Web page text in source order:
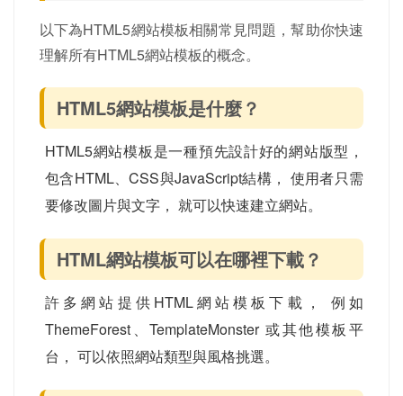
以下為HTML5網站模板相關常見問題，幫助你快速
理解所有HTML5網站模板的概念。
HTML5網站模板是什麼？
HTML5網站模板是一種預先設計好的網站版型，
包含HTML、CSS與JavaScript結構， 使用者只需
要修改圖片與文字， 就可以快速建立網站。
HTML網站模板可以在哪裡下載？
許多網站提供HTML網站模板下載， 例如
ThemeForest、TemplateMonster 或其他模板平
台， 可以依照網站類型與風格挑選。